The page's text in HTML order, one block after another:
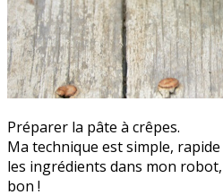
Préparer la pâte à crêpes.
Ma technique est simple,
les ingrédients dans mon
bon !